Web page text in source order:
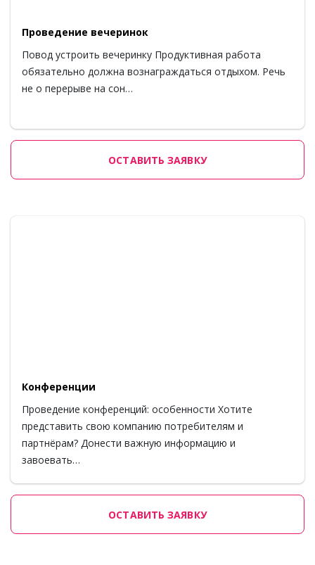
Проведение вечеринок
Повод устроить вечеринку Продуктивная работа
обязательно должна вознаграждаться отдыхом. Речь
не о перерыве на сон…
ОСТАВИТЬ ЗАЯВКУ
Конференции
Проведение конференций: особенности Хотите
представить свою компанию потребителям и
партнёрам? Донести важную информацию и
завоевать…
ОСТАВИТЬ ЗАЯВКУ